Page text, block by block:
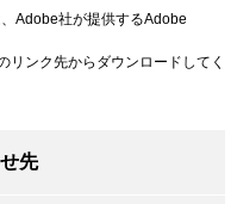
Adobe社が提供するAdobe
ンク先からダウンロードしてく
先